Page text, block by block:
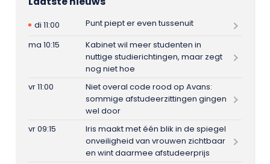
di 11:00
Punt piept er even tussenuit
ma 10:15
Kabinet wil meer studenten in
nuttige studierichtingen, maar zegt
nog niet hoe
vr 11:00
Niet overal code rood op Avans:
sommige afstudeerzittingen gingen
wel door
vr 09:15
Iris maakt met één blik in de spiegel
onveiligheid van vrouwen zichtbaar
en wint daarmee afstudeerprijs